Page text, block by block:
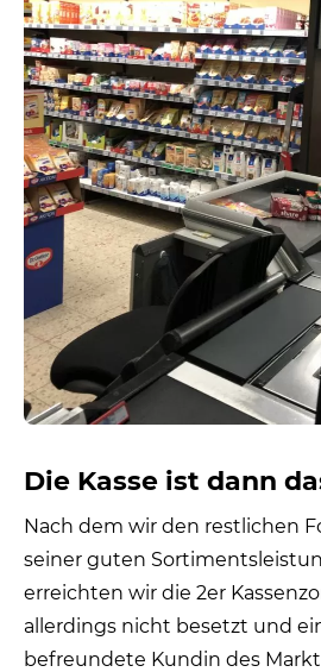
Die Kasse ist dann
Nach dem wir den restlichen
seiner guten
erreichten wir die 2er
allerdings nicht besetzt und
befreundete Kundin des